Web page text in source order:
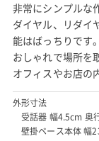
非常にシンプルな
ダイヤル、リダイ
能はばっちりです。
おしゃれで場所を
オフィスやお店の
外形寸法
受話器 幅4.5cm 奥
壁掛ベース本体 幅